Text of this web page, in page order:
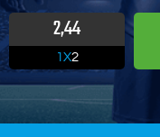
2,44
1X2